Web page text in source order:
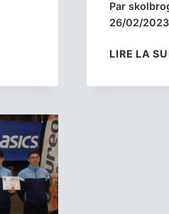
Par
26/02/2023
LIRE LA